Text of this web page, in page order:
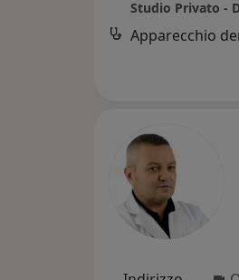
Studio Privato -
Apparecchio